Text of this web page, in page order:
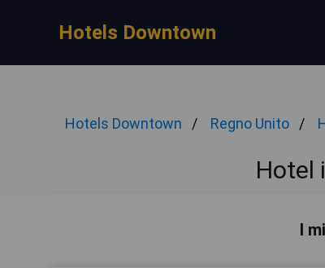
Hotels Downtown
Hotels Downtown Regno Unito
Hotel
I